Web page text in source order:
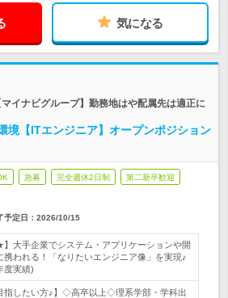
気になる
イナビグループ】勤務地はや配属先は適正に
境【ITエンジニア】オープンポジション
急募 完全週休2日制 第二新卒歓迎
予定日： 2026/10/15
】大手企業でシステム・アプリケーションや開
携われる！「なりたいエンジニア像」を実現♪
度実績)
指したい方♪】◇高卒以上◇理系学部・学科出